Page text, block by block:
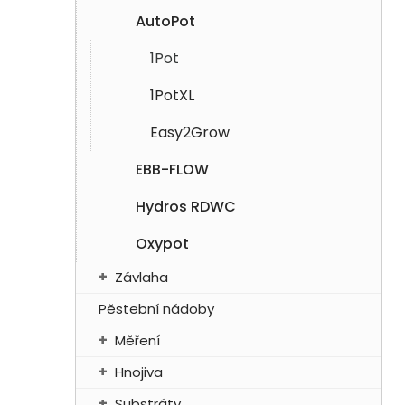
p
a
n
e
l
AutoPot
1Pot
1PotXL
Easy2Grow
EBB-FLOW
Hydros RDWC
Oxypot
Závlaha
Pěstební nádoby
Měření
Hnojiva